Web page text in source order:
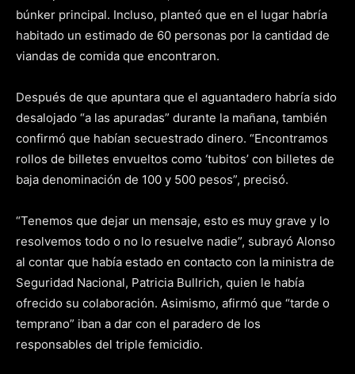
búnker principal. Incluso, planteó que en el lugar habría
habitado un estimado de 60 personas por la cantidad de
viandas de comida que encontraron.
Después de que apuntara que el aguantadero habría sido
desalojado “a las apuradas” durante la mañana, también
confirmó que habían secuestrado dinero. “Encontramos
rollos de billetes envueltos como ‘tubitos’ con billetes de
baja denominación de 100 y 500 pesos”, precisó.
“Tenemos que dejar un mensaje, esto es muy grave y lo
resolvemos todo o no lo resuelve nadie”, subrayó Alonso
al contar que había estado en contacto con la ministra de
Seguridad Nacional, Patricia Bullrich, quien le había
ofrecido su colaboración. Asimismo, afirmó que “tarde o
temprano” iban a dar con el paradero de los
responsables del triple femicidio.